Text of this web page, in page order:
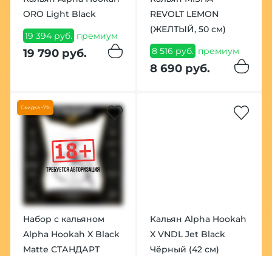
ORO Light Black
19 394 руб. премиум
19 790 руб.
REVOLT LEMON
(ЖЕЛТЫЙ, 50 см)
8 516 руб. премиум
8 690 руб.
Скидка -7%
Набор с кальяном
Alpha Hookah X Black
Matte СТАНДАРТ
Кальян Alpha Hookah
X VNDL Jet Black
Чёрный (42 см)